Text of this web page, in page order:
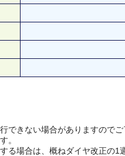
きない場合がありますのでご
。
る場合は、概ねダイヤ改正の